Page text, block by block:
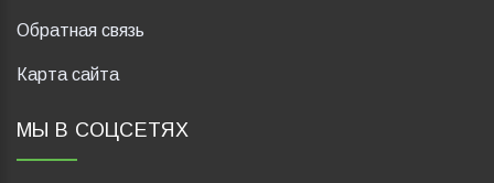
Обратная связь
Карта сайта
МЫ В СОЦСЕТЯХ